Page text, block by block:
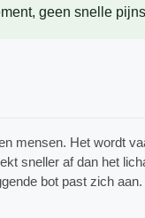
geen snelle
mensen. Het wordt
sneller af dan het
bot past zich